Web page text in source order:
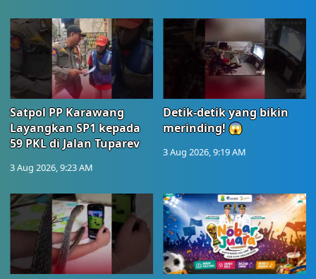
Satpol PP Karawang
Layangkan SP1 kepada
59 PKL di Jalan Tuparev
3 Aug 2026, 9:23 AM
Detik-detik yang bikin
merinding! 😱
3 Aug 2026, 9:19 AM